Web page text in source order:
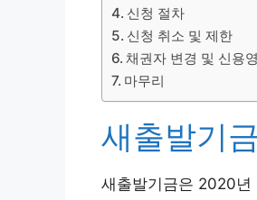
신청 절차
신청 취소 및 제한
채권자 변경 및 신용
마무리
새출발기
새출발기금은 2020년